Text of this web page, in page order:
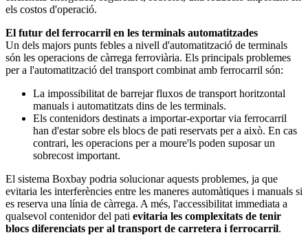
els costos d'operació.
El futur del ferrocarril en les terminals automatitzades
Un dels majors punts febles a nivell d'automatització de terminals
són les operacions de càrrega ferroviària. Els principals problemes
per a l'automatització del transport combinat amb ferrocarril són:
La impossibilitat de barrejar fluxos de transport horitzontal
manuals i automatitzats dins de les terminals.
Els contenidors destinats a importar-exportar via ferrocarril
han d'estar sobre els blocs de pati reservats per a això. En cas
contrari, les operacions per a moure'ls poden suposar un
sobrecost important.
El sistema Boxbay podria solucionar aquests problemes, ja que
evitaria les interferències entre les maneres automàtiques i manuals si
es reserva una línia de càrrega. A més, l'accessibilitat immediata a
qualsevol contenidor del pati evitaria les complexitats de tenir
blocs diferenciats per al transport de carretera i ferrocarril.